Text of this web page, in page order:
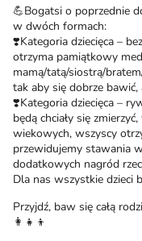
💪Bogatsi o poprzednie
w dwóch formach:
❣️Kategoria dziecięca –
otrzyma pamiątkowy
mamą/tatą/siostrą/
tak aby się dobrze
❣️Kategoria dziecięca –
będą chciały się
wiekowych, wszyscy
przewidujemy stawania
dodatkowych nagród
Dla nas wszystkie dzieci
Przyjdź, baw się całą
👩‍👧‍👦